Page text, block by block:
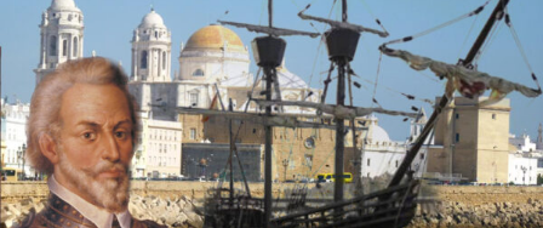
Cuándo comienza la vendimia
Las primeras incorporaciones están previstas desde
mediados de agosto en las zonas francesas donde la
uva madura antes. La campaña se extenderá durante
septiembre en regiones como Borgoña, Champaña,
Beaujolais y Burdeos.